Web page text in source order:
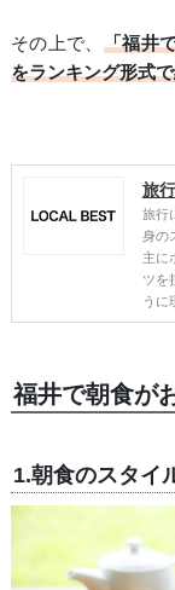
その上で、 「福井
をランキング形式
旅
旅行
身の
主に
ツを
うに
福井で朝食が
1.朝食のスタイ